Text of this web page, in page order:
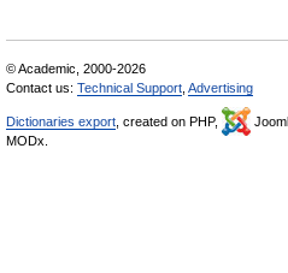
© Academic, 2000-2026
Contact us: Technical Support Advertising
Dictionaries export , created on PHP,
MODx.